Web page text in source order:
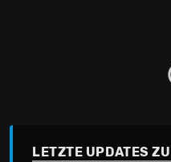
LETZTE UPDATES